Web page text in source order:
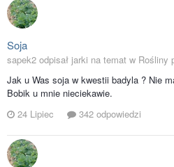
Soja
sapek2 odpisał jarki na temat w Rośliny
Jak u Was soja w kwestii badyla ? Nie
Bobik u mnie nieciekawie.
24 Lipiec
342 odpowiedzi